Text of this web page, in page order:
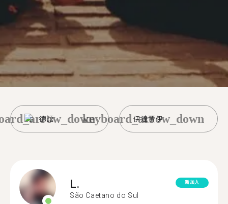
德語 伊達賈伊
keyboard_arrow_down
L.
São Caetano do Sul
新加入